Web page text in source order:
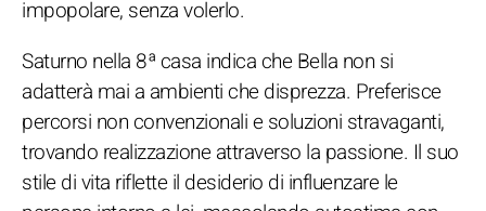
impopolare, senza volerlo.
Saturno nella 8ª casa indica che Bella non si
adatterà mai a ambienti che disprezza. Preferisce
percorsi non convenzionali e soluzioni stravaganti,
trovando realizzazione attraverso la passione. Il suo
stile di vita riflette il desiderio di influenzare le